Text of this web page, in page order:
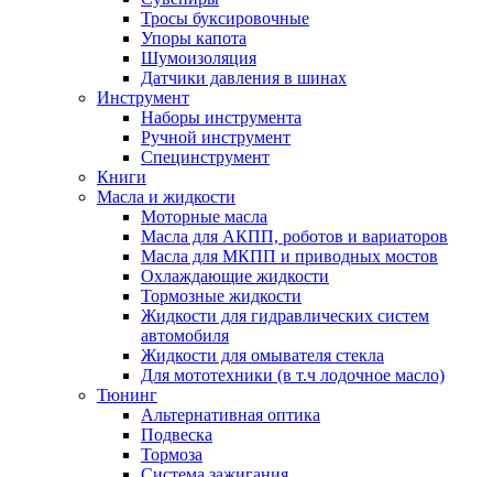
Тросы буксировочные
Упоры капота
Шумоизоляция
Датчики давления в шинах
Инструмент
Наборы инструмента
Ручной инструмент
Специнструмент
Книги
Масла и жидкости
Моторные масла
Масла для АКПП, роботов и вариаторов
Масла для МКПП и приводных мостов
Охлаждающие жидкости
Тормозные жидкости
Жидкости для гидравлических систем
автомобиля
Жидкости для омывателя стекла
Для мототехники (в т.ч лодочное масло)
Тюнинг
Альтернативная оптика
Подвеска
Тормоза